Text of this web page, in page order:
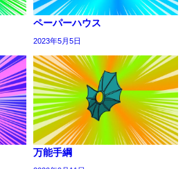
ペーパーハウス
2023年5月5日
万能手綱